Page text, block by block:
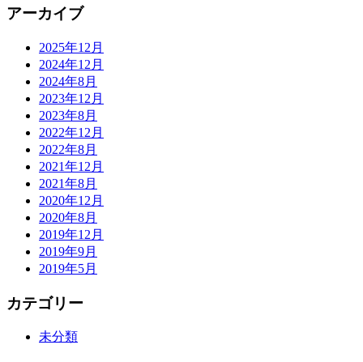
アーカイブ
2025年12月
2024年12月
2024年8月
2023年12月
2023年8月
2022年12月
2022年8月
2021年12月
2021年8月
2020年12月
2020年8月
2019年12月
2019年9月
2019年5月
カテゴリー
未分類